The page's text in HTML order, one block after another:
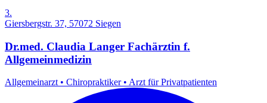
3.
Giersbergstr. 37, 57072 Siegen
Dr.med. Claudia Langer Fachärztin f.
Allgemeinmedizin
Allgemeinarzt • Chiropraktiker • Arzt für Privatpatienten